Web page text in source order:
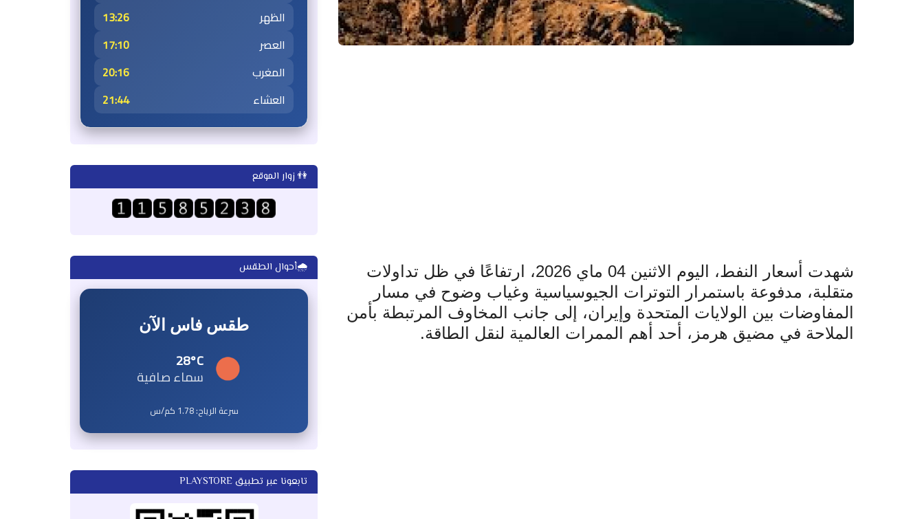
شهدت أسعار النفط، اليوم الاثنين 04 ماي 2026، ارتفاعًا في ظل تداولات
متقلبة، مدفوعة باستمرار التوترات الجيوسياسية وغياب وضوح في مسار
المفاوضات بين الولايات المتحدة وإيران، إلى جانب المخاوف المرتبطة بأمن
الملاحة في مضيق هرمز، أحد أهم الممرات العالمية لنقل الطاقة.
الظهر
13:26
العصر
17:10
المغرب
20:16
العشاء
21:44
👫 زوار الموقع
🌧️أحوال الطقس
طقس فاس الآن
28°C
سماء صافية
سرعة الرياح:1.78 كم/س
تابعونا عبر تطبيق PLAYSTORE